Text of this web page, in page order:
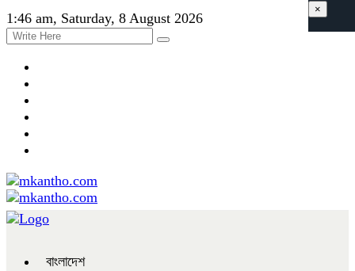
1:46 am, Saturday, 8 August 2026
বাংলাদেশ
×